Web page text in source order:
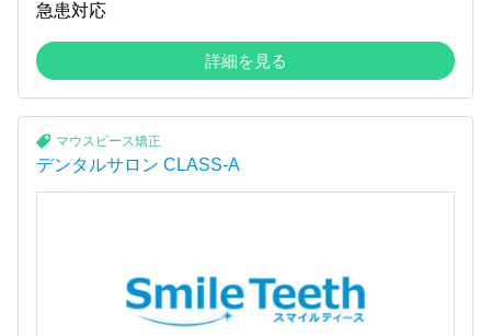
急患対応
詳細を見る
マウスピース矯正
デンタルサロン CLASS-A